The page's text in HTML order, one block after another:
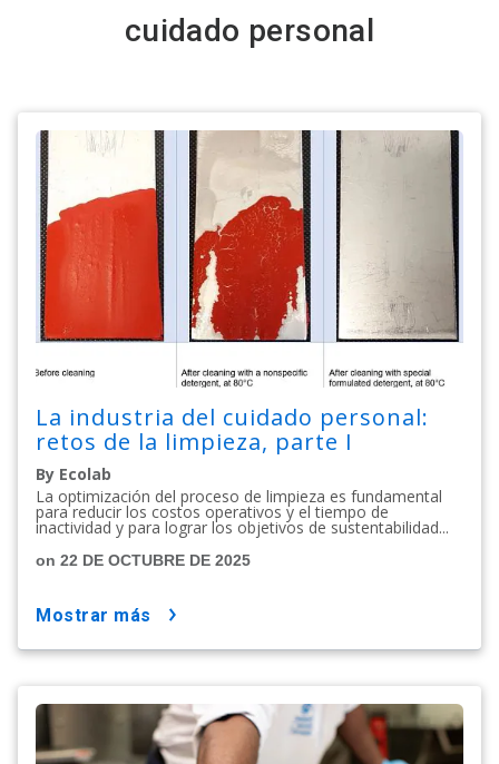
cuidado personal
La industria del cuidado personal:
retos de la limpieza, parte I
By Ecolab
La optimización del proceso de limpieza es fundamental
para reducir los costos operativos y el tiempo de
inactividad y para lograr los objetivos de sustentabilidad...
on 22 DE OCTUBRE DE 2025
mostrar más